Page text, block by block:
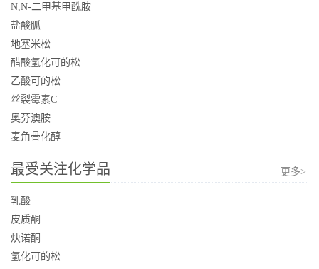
N,N-二甲基甲酰胺
盐酸胍
地塞米松
醋酸氢化可的松
乙酸可的松
丝裂霉素C
奥芬澳胺
麦角骨化醇
最受关注化学品 更多>
乳酸
皮质酮
炔诺酮
氢化可的松